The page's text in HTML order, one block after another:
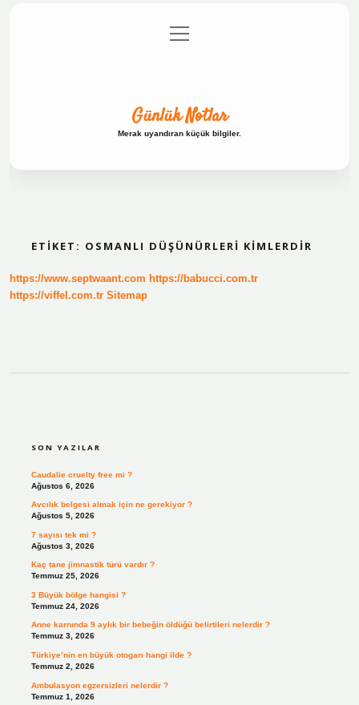
Gizlilik Politikası
menüyü
aç
Günlük Notlar
Merak uyandıran küçük bilgiler.
ETIKET: OSMANLI DÜŞÜNÜRLERI KIMLERDIR
https://www.septwaant.com https://babucci.com.tr
https://viffel.com.tr Sitemap
SON YAZILAR
Caudalie cruelty free mi ?
Ağustos 6, 2026
Avcılık belgesi almak için ne gerekiyor ?
Ağustos 5, 2026
7 sayısı tek mi ?
Ağustos 3, 2026
Kaç tane jimnastik türü vardır ?
Temmuz 25, 2026
3 Büyük bölge hangisi ?
Temmuz 24, 2026
Anne karnında 9 aylık bir bebeğin öldüğü belirtileri nelerdir ?
Temmuz 3, 2026
Türkiye’nin en büyük otogarı hangi ilde ?
Temmuz 2, 2026
Ambulasyon egzersizleri nelerdir ?
Temmuz 1, 2026